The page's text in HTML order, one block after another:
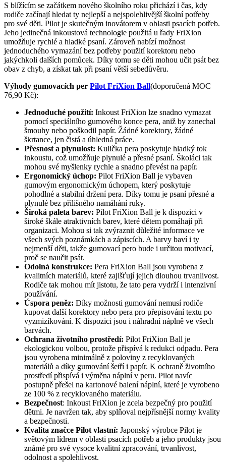
S blížícím se začátkem nového školního roku přichází i čas, kdy
rodiče začínají hledat ty nejlepší a nejspolehlivější školní potřeby
pro své děti. Pilot je skutečným inovátorem v oblasti psacích potřeb.
Jeho jedinečná inkoustová technologie použitá u řady FriXion
umožňuje rychlé a hladké psaní. Zároveň nabízí možnost
jednoduchého vymazání bez potřeby použití korektoru nebo
jakýchkoli dalších pomůcek. Díky tomu se děti mohou učit psát bez
obav z chyb, a získat tak při psaní větší sebedůvěru.
Výhody gumovacích per Pilot FriXion Ball(doporučená MOC
76,90 Kč):
Jednoduché použití: Inkoust FriXion lze snadno vymazat
pomocí speciálního gumového konce pera, aniž by zanechal
šmouhy nebo poškodil papír. Žádné korektory, žádné
škrtance, jen čistá a úhledná práce.
Přesnost a plynulost: Kulička pera poskytuje hladký tok
inkoustu, což umožňuje plynulé a přesné psaní. Školáci tak
mohou své myšlenky rychle a snadno převést na papír.
Ergonomický úchop: Pilot FriXion Ball je vybaven
gumovým ergonomickým úchopem, který poskytuje
pohodlné a stabilní držení pera. Díky tomu je psaní přesné a
plynulé bez přílišného namáhání ruky.
Široká paleta barev: Pilot FriXion Ball je k dispozici v
široké škále atraktivních barev, které dětem pomáhají při
organizaci. Mohou si tak zvýraznit důležité informace ve
všech svých poznámkách a zápiscích. A barvy baví i ty
nejmenší děti, takže gumovací pero bude i určitou motivací,
proč se naučit psát.
Odolná konstrukce: Pera FriXion Ball jsou vyrobena z
kvalitních materiálů, které zajišťují jejich dlouhou trvanlivost.
Rodiče tak mohou mít jistotu, že tato pera vydrží i intenzivní
používání.
Úspora peněz: Díky možnosti gumování nemusí rodiče
kupovat další korektory nebo pera pro přepisování textu po
vyzmizíkování. K dispozici jsou i náhradní náplně ve všech
barvách.
Ochrana životního prostředí: Pilot FriXion Ball je
ekologickou volbou, protože přispívá k redukci odpadu. Pera
jsou vyrobena minimálně z poloviny z recyklovaných
materiálů a díky gumování šetří i papír. K ochraně životního
prostředí přispívá i výměna náplní v peru. Pilot navíc
postupně přešel na kartonové balení náplní, které je vyrobeno
ze 100 % z recyklovaného materiálu.
Bezpečnost: Inkoust FriXion je zcela bezpečný pro použití
dětmi. Je navržen tak, aby splňoval nejpřísnější normy kvality
a bezpečnosti.
Kvalita značce Pilot vlastní: Japonský výrobce Pilot je
světovým lídrem v oblasti psacích potřeb a jeho produkty jsou
známé pro své vysoce kvalitní zpracování, trvanlivost,
odolnost a spolehlivost.